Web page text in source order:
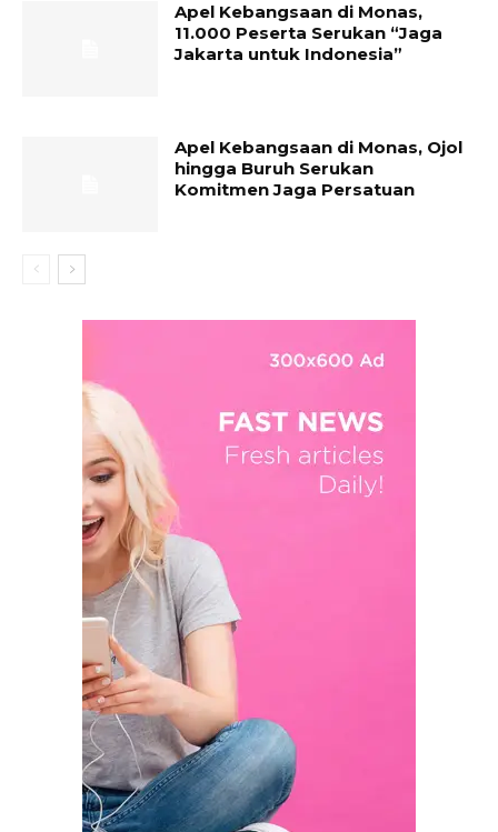
Apel Kebangsaan di Monas,
11.000 Peserta Serukan “Jaga
Jakarta untuk Indonesia”
Apel Kebangsaan di Monas, Ojol
hingga Buruh Serukan
Komitmen Jaga Persatuan